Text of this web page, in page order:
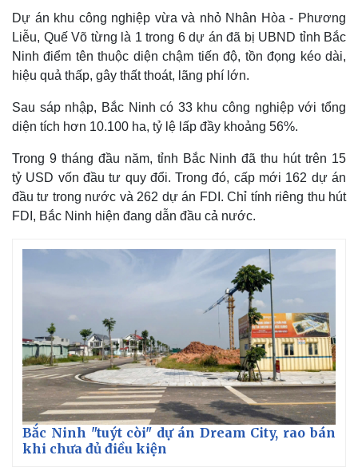
Dự án khu công nghiệp vừa và nhỏ Nhân Hòa - Phương
Liễu, Quế Võ từng là 1 trong 6 dự án đã bị UBND tỉnh Bắc
Ninh điểm tên thuộc diện chậm tiến độ, tồn đọng kéo dài,
hiệu quả thấp, gây thất thoát, lãng phí lớn.
Sau sáp nhập, Bắc Ninh có 33 khu công nghiệp với tổng
diện tích hơn 10.100 ha, tỷ lệ lấp đầy khoảng 56%.
Trong 9 tháng đầu năm, tỉnh Bắc Ninh đã thu hút trên 15
tỷ USD vốn đầu tư quy đổi. Trong đó, cấp mới 162 dự án
đầu tư trong nước và 262 dự án FDI. Chỉ tính riêng thu hút
FDI, Bắc Ninh hiện đang dẫn đầu cả nước.
Bắc Ninh "tuýt còi" dự án Dream City, rao bán
khi chưa đủ điều kiện